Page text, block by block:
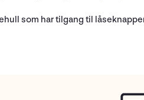
som har tilgang til